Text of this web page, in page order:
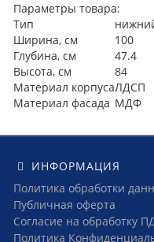
Параметры товара:
Тип
Ширина, см
100
Глубина, см
47.4
Высота, см
84
Материал корпусаЛДСП
Материал фасада МДФ
ИНФОРМАЦИЯ
Политика обработки
Публичная оферта
Согласие на обработку
Политика